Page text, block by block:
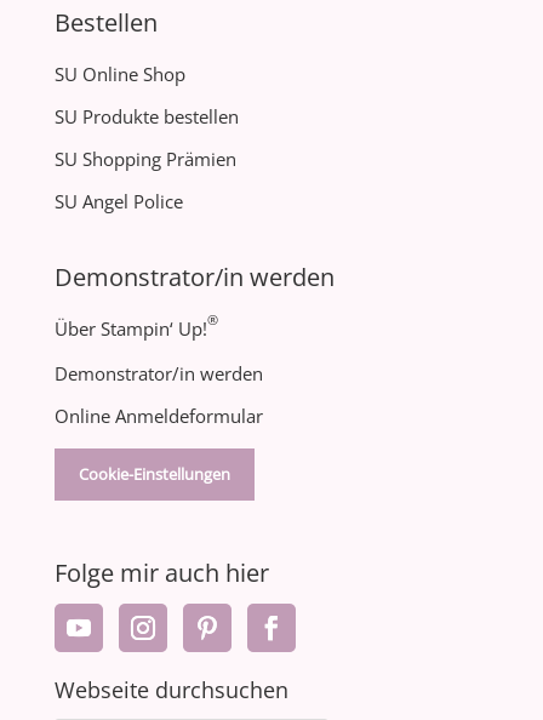
Bestellen
SU Online Shop
SU Produkte bestellen
SU Shopping Prämien
SU Angel Police
Demonstrator/in werden
Über Stampin‘ Up!®
Demonstrator/in werden
Online Anmeldeformular
Cookie-Einstellungen
Folge mir auch hier
Webseite durchsuchen